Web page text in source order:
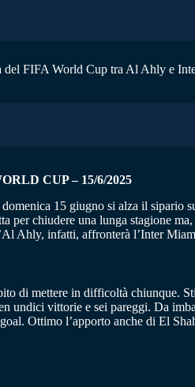
FIFA World Cup tra Al Ahly e
CUP – 15/6/2025
15 giugno si alza il
per chiudere una lunga stagione
Ahly, infatti, affronterà l’Inter
di mettere in difficoltà chiunque.
undici vittorie e sei pareggi. Da
Ottimo l’apporto anche di El